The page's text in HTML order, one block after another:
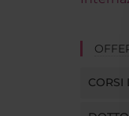
CORSI